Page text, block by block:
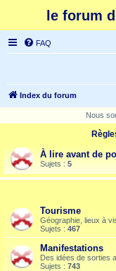
le forum
FAQ
Index du forum
Nous
À lire avant de
Sujets : 5
Tourisme
Géographie, lieux à
Sujets : 467
Manifestations
Des idées de sorties
Sujets : 743